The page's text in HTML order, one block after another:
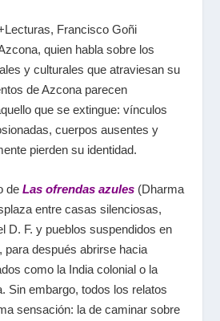
Francisco Goñi
quien habla sobre los
y culturales que atraviesan su
de Azcona parecen
que se extingue: vínculos
cuerpos ausentes y
pierden su identidad.
de Las ofrendas azules(Dharma
entre casas silenciosas,
D. F. y pueblos suspendidos en
para después abrirse hacia
como la India colonial o la
Sin embargo, todos los relatos
sensación: la de caminar sobre